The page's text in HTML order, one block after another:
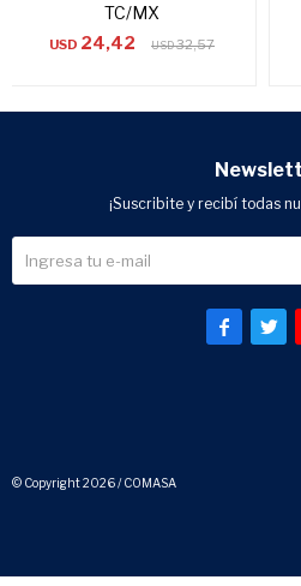
TC/MX
USD 24,42 USD32,57
¡Suscribite y recibí todas
 
© Copyright 2026 / COMASA